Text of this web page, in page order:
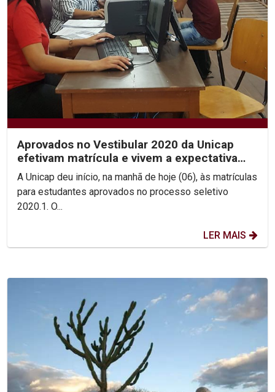
Aprovados no Vestibular 2020 da Unicap
efetivam matrícula e vivem a expectativa
pelo início das aula
A Unicap deu início, na manhã de hoje (06), às matrículas
para estudantes aprovados no processo seletivo
2020.1. O...
LER MAIS